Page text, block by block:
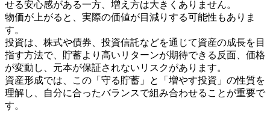
せる安心感がある一方、増え方は大きくありません。
物価が上がると、実際の価値が目減りする可能性もありま
す。
投資は、株式や債券、投資信託などを通じて資産の成長を目
指す方法で、貯蓄より高いリターンが期待できる反面、価格
が変動し、元本が保証されないリスクがあります。
資産形成では、この「守る貯蓄」と「増やす投資」の性質を
理解し、自分に合ったバランスで組み合わせることが重要で
す。